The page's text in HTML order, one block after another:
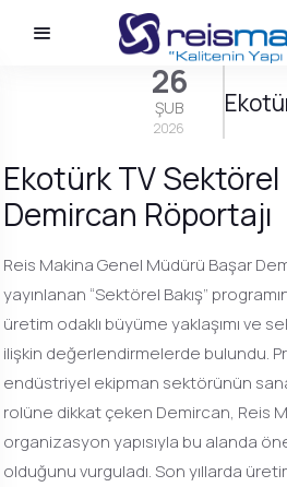
26
ŞUB
2026
Ekotürk TV Sektörel
Demircan Röportajı
Reis Makina Genel Müdürü Başar
yayınlanan “Sektörel Bakış”
üretim odaklı büyüme yaklaşımı ve
ilişkin değerlendirmelerde bulundu.
endüstriyel ekipman sektörünün
rolüne dikkat çeken Demircan, Reis
organizasyon yapısıyla bu alanda
olduğunu vurguladı. Son yıllarda